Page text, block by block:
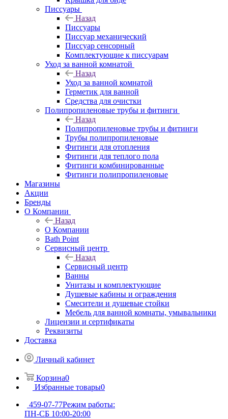
Писсуары
Назад
Писсуары
Писсуар механический
Писсуар сенсорный
Комплектующие к писсуарам
Уход за ванной комнатой
Назад
Уход за ванной комнатой
Герметик для ванной
Средства для очистки
Полипропиленовые трубы и фитинги
Назад
Полипропиленовые трубы и фитинги
Трубы полипропиленовые
Фитинги для отопления
Фитинги для теплого пола
Фитинги комбинированные
Фитинги полипропиленовые
Магазины
Акции
Бренды
О Компании
Назад
О Компании
Bath Point
Сервисный центр
Назад
Сервисный центр
Ванны
Унитазы и комплектующие
Душевые кабины и ограждения
Смесители и душевые стойки
Мебель для ванной комнаты, умывальники
Лицензии и сертификаты
Реквизиты
Доставка
Личный кабинет
Корзина0
Избранные товары0
459-07-77Режим работы:
ПН-СБ 10:00-20:00